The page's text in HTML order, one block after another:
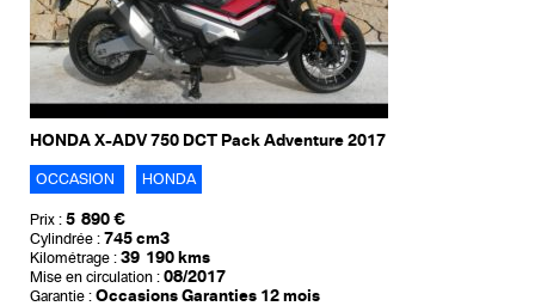
HONDA X-ADV 750 DCT Pack Adventure 2017
OCCASION HONDA
Prix : 5 890 €
Cylindrée : 745 cm3
Kilométrage : 39 190 kms
Mise en circulation : 08/2017
Garantie : Occasions Garanties 12 mois